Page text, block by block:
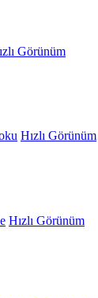
Görünüm
Hızlı Görünüm
Hızlı Görünüm